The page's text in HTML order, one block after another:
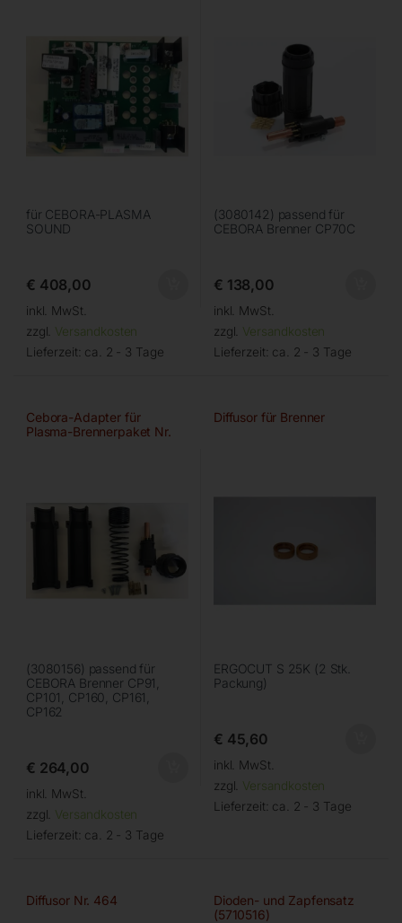
für CEBORA-PLASMA
SOUND
€ 408,00
inkl. MwSt.
zzgl. Versandkosten
Lieferzeit: ca. 2 - 3 Tage
(3080142) passend für
CEBORA Brenner CP70C
€ 138,00
inkl. MwSt.
zzgl. Versandkosten
Lieferzeit: ca. 2 - 3 Tage
Cebora-Adapter für
Plasma-Brennerpaket Nr.
(3080156) passend für
CEBORA Brenner CP91,
CP101, CP160, CP161,
CP162
€ 264,00
inkl. MwSt.
zzgl. Versandkosten
Lieferzeit: ca. 2 - 3 Tage
Diffusor für Brenner
ERGOCUT S 25K (2 Stk.
Packung)
€ 45,60
inkl. MwSt.
zzgl. Versandkosten
Lieferzeit: ca. 2 - 3 Tage
Diffusor Nr. 464
Dioden- und Zapfensatz
(5710516)